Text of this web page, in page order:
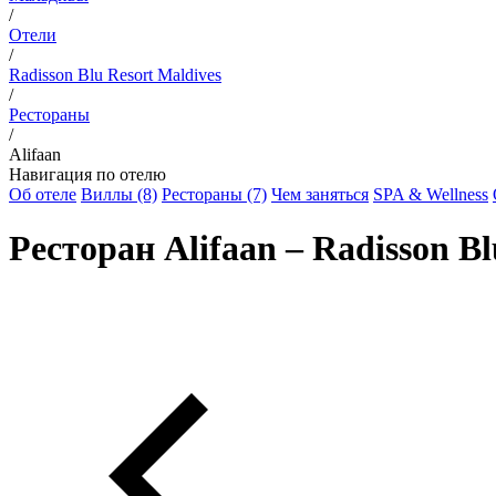
/
Отели
/
Radisson Blu Resort Maldives
/
Рестораны
/
Alifaan
Навигация по отелю
Об отеле Виллы (8) Рестораны (7) Чем заняться SPA & Wellness
Ресторан Alifaan – Radisson